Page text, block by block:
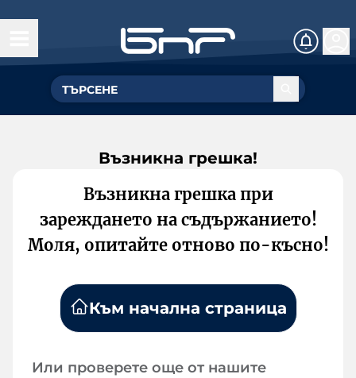
Възникна грешка!
Възникна грешка при
зареждането на съдържанието!
Моля, опитайте отново по-късно!
Към начална страница
Или проверете още от нашите